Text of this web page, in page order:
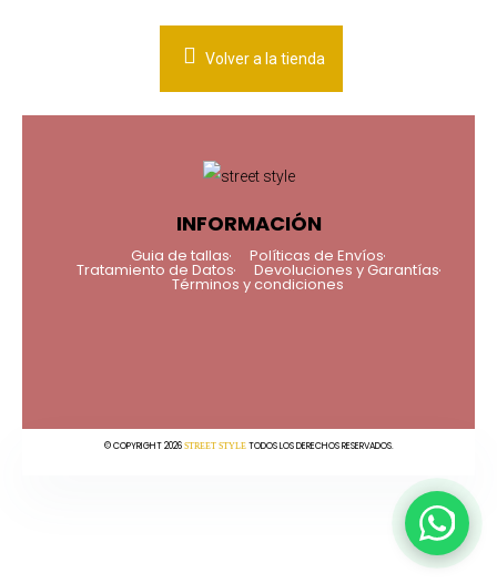
Volver a la tienda
INFORMACIÓN
Guia de tallas Políticas de Envíos
Tratamiento de Datos Devoluciones y Garantías
Términos y condiciones
© COPYRIGHT 2026 STREET STYLETODOS LOS DERECHOS RESERVADOS.